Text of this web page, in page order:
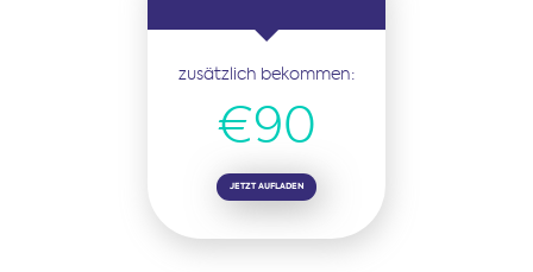
zusätzlich bekommen:
€90
JETZT AUFLADEN